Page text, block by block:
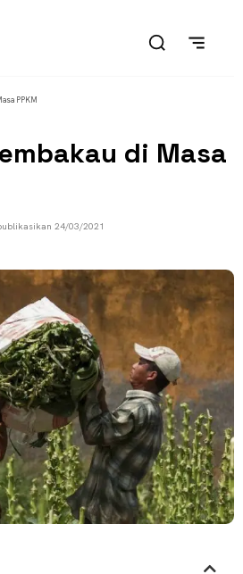
PPKM
di Masa
24/03/2021